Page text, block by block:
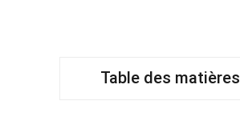
Table des matières